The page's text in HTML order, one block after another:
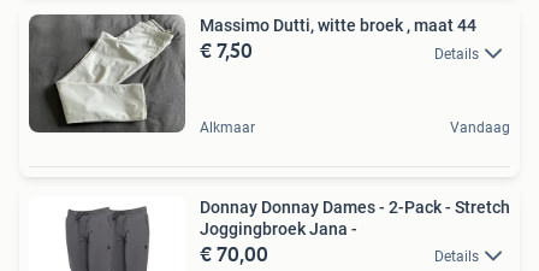
Massimo Dutti, witte broek , maat 44
€ 7,50 Details
Alkmaar Vandaag
Donnay Donnay Dames - 2-Pack - Stretch
Joggingbroek Jana -
€ 70,00 Details